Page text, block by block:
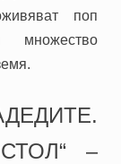
поп
множество
–